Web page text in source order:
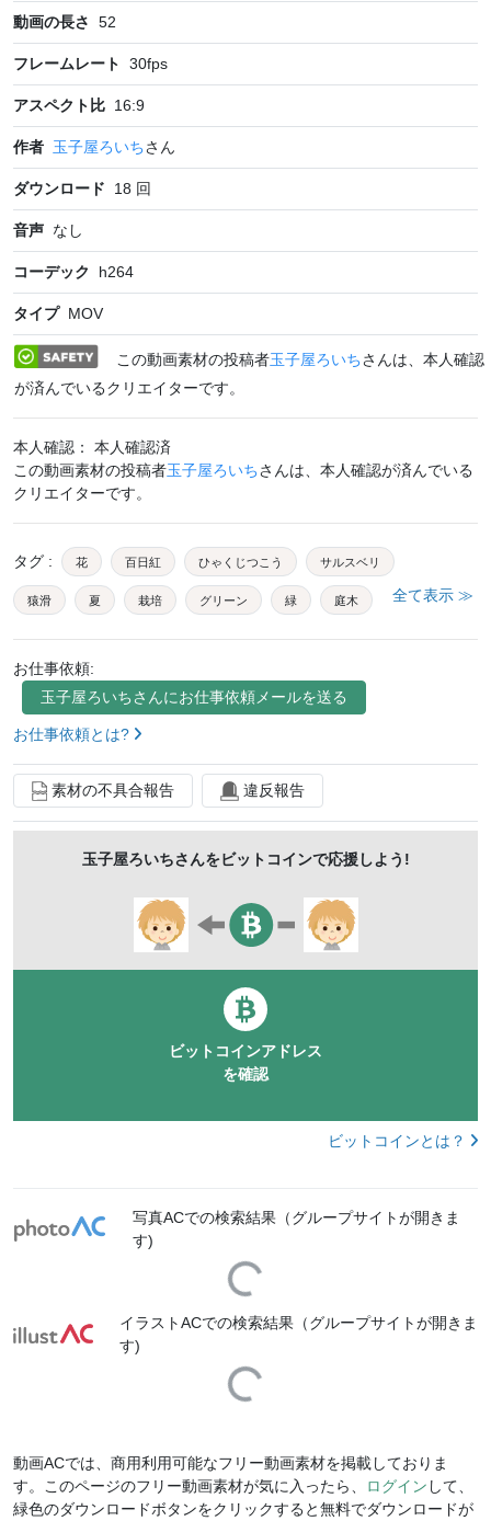
動画の長さ 52
フレームレート 30fps
アスペクト比 16:9
作者 玉子屋ろいちさん
ダウンロード 18 回
音声 なし
コーデック h264
タイプ MOV
この動画素材の投稿者玉子屋ろいちさんは、本人確認
が済んでいるクリエイターです。
本人確認： 本人確認済
この動画素材の投稿者玉子屋ろいちさんは、本人確認が済んでいる
クリエイターです。
タグ : 花 百日紅 ひゃくじつこう サルスベリ
猿滑 夏 栽培 グリーン 緑 庭木
花木 葉 晴れ 屋外 見頃 野外
緑の葉
鮮やか ポストカード 綺麗 観賞 壁紙
ポピュラー 癒し 自然
ピンク 赤 アップ 素材 背景 落葉性
開花期が長い 初心者でも育てやすい 耐寒性が強い
空 青空
全て表示 ≫
お仕事依頼:
玉子屋ろいちさんにお仕事依頼メールを送る
お仕事依頼とは?
素材の不具合報告 違反報告
玉子屋ろいちさんをビットコインで応援しよう!
ビットコインアドレス
を確認
ビットコインとは？
写真ACでの検索結果（グループサイトが開きま
す)
Loading...
イラストACでの検索結果（グループサイトが開きま
す)
Loading...
動画ACでは、商用利用可能なフリー動画素材を掲載しておりま
す。このページのフリー動画素材が気に入ったら、
ログイン して、
緑色のダウンロードボタンをクリックすると無料でダウンロードが